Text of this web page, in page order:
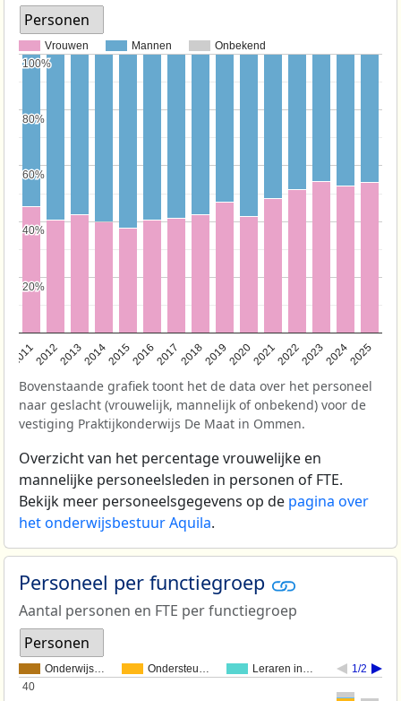
Personen
Vrouwen Mannen Onbekend
201120122013201420152016201720182019202020212022202320242025
20%
20%
40%
40%
60%
60%
80%
80%
100%
100%
Bovenstaande grafiek toont het de data over het personeel
naar geslacht (vrouwelijk, mannelijk of onbekend) voor de
vestiging Praktijkonderwijs De Maat in Ommen.
Overzicht van het percentage vrouwelijke en
mannelijke personeelsleden in personen of FTE.
Bekijk meer personeelsgegevens op de pagina over
het onderwijsbestuur Aquila.
Personeel per functiegroep
Aantal personen en FTE per functiegroep
Personen
Onderwijs… Ondersteu… Leraren in…
1/2
40
40